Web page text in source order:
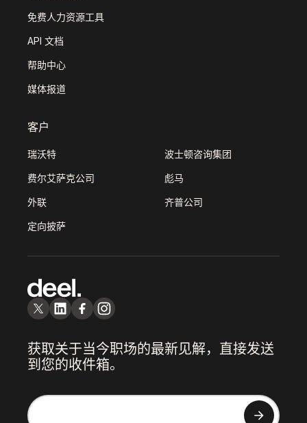
免费人力资源工具
API 文档
帮助中心
媒体报道
客户
瑞沃特 波士顿咨询集团
费尔艾萨克公司 彪马
外联 齐普公司
定向披萨
获取关于当今职场的最新见解，直接发送
到您的收件箱。